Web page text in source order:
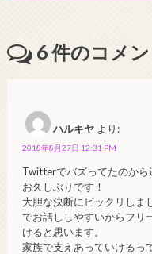
6件のコメン
ハルキヤ より:
2018年8月27日 12:31 PM
Twitterでバズってたのから
お久しぶりです！
大胆な決断にビックリしま
でお話ししやすいからフリ
けると思います。
家族で支えあっていけるっ